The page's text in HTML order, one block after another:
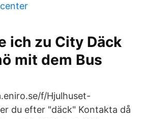
ich zu City Däck
mit dem Bus
f/Hjulhuset-
du efter "däck" Kontakta då